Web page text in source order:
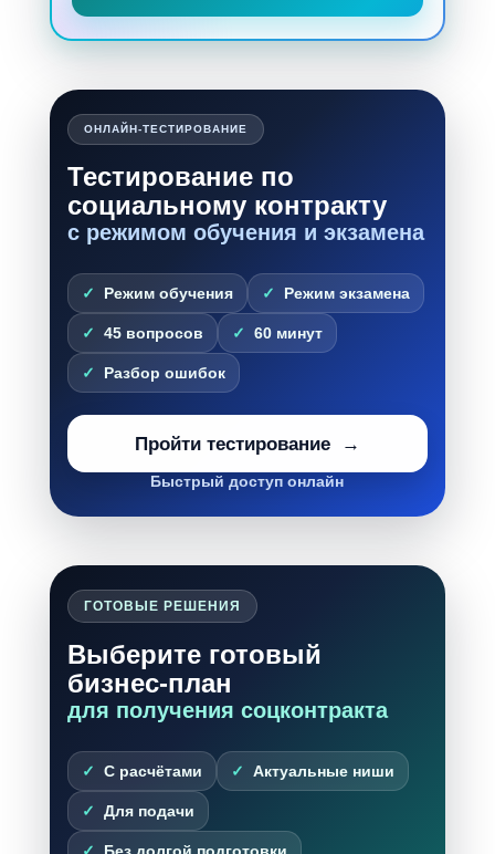
ОНЛАЙН-ТЕСТИРОВАНИЕ
Тестирование по
социальному контракту
с режимом обучения и экзамена
Режим обучения Режим экзамена
45 вопросов 60 минут
Разбор ошибок
Пройти тестирование
Быстрый доступ онлайн
ГОТОВЫЕ РЕШЕНИЯ
Выберите готовый
бизнес-план
для получения соцконтракта
С расчётами Актуальные ниши
Для подачи